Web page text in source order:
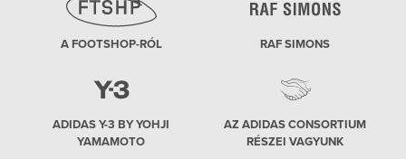
A FOOTSHOP-RÓL RAF SIMONS
ADIDAS Y-3 BY YOHJI
YAMAMOTO
AZ ADIDAS CONSORTIUM
RÉSZEI VAGYUNK